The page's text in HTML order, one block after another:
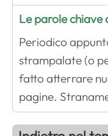
Le parole chiave
Periodico
strampalate (o
fatto atterrare
pagine.